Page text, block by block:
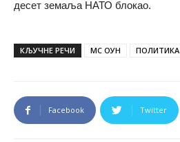
десет земаља НАТО блокао.
КЉУЧНЕ РЕЧИ МС ОУН ПОЛИТИКА
Facebook Twitter